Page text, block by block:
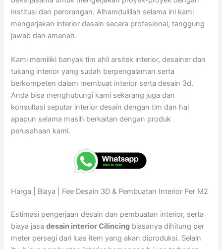
institusi dan perorangan. Alhamdulillah selama ini kami
mengerjakan interior desain secara profesional, tanggung
jawab dan amanah.
Kami memiliki banyak tim ahli arsitek interior, desainer dan
tukang interior yang sudah berpengalaman serta
berkompeten dalam membuat interior serta desain 3d.
Anda bisa menghubungi kami sekarang juga dan
konsultasi seputar interior desain dengan tim dan hal
apapun selama masih berkaitan dengan produk
perusahaan kami.
Harga | Biaya | Fee Desain 3D & Pembuatan Interior Per M2
Estimasi pengerjaan desain dan pembuatan interior, serta
biaya jasadesain interior Cilincing biasanya dihitung per
meter persegi dari luas item yang akan diproduksi. Selain